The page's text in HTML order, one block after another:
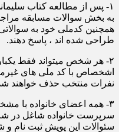
به بخش سوالات مسابقه
همچنین کدملی خود به
طراحی شده اند ، پاسخ دهند.
۲- هر شخص میتواند فقط
اشخصاص با کد ملی های
نفرات منتخب حذف خواهند
۳- همه اعضای خانواده با
سرپرست خانواده شاغل در
سئوالات این پویش ثبت نام و